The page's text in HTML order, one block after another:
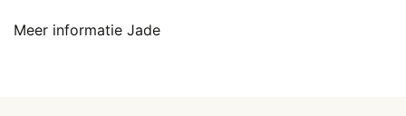
Meer informatie Jade